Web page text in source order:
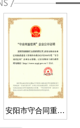
安阳市守合同重信
用企业